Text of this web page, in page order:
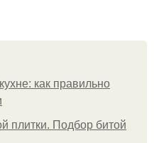
как правильно
плитки. Подбор битой